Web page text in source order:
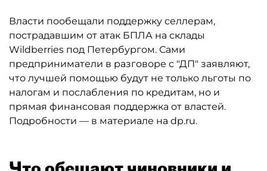
Власти пообещали поддержку селлерам,
пострадавшим от атак БПЛА на склады
Wildberries под Петербургом. Сами
предприниматели в разговоре с "ДП" заявляют,
что лучшей помощью будут не только льготы по
налогам и послабления по кредитам, но и
прямая финансовая поддержка от властей.
Подробности — в материале на dp.ru.